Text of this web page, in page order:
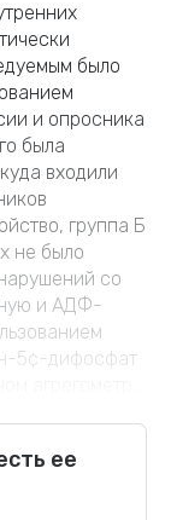
было
и опросника
была
входили
группа Б
не было
со
и АДФ-
5¢-дифосфат
ее